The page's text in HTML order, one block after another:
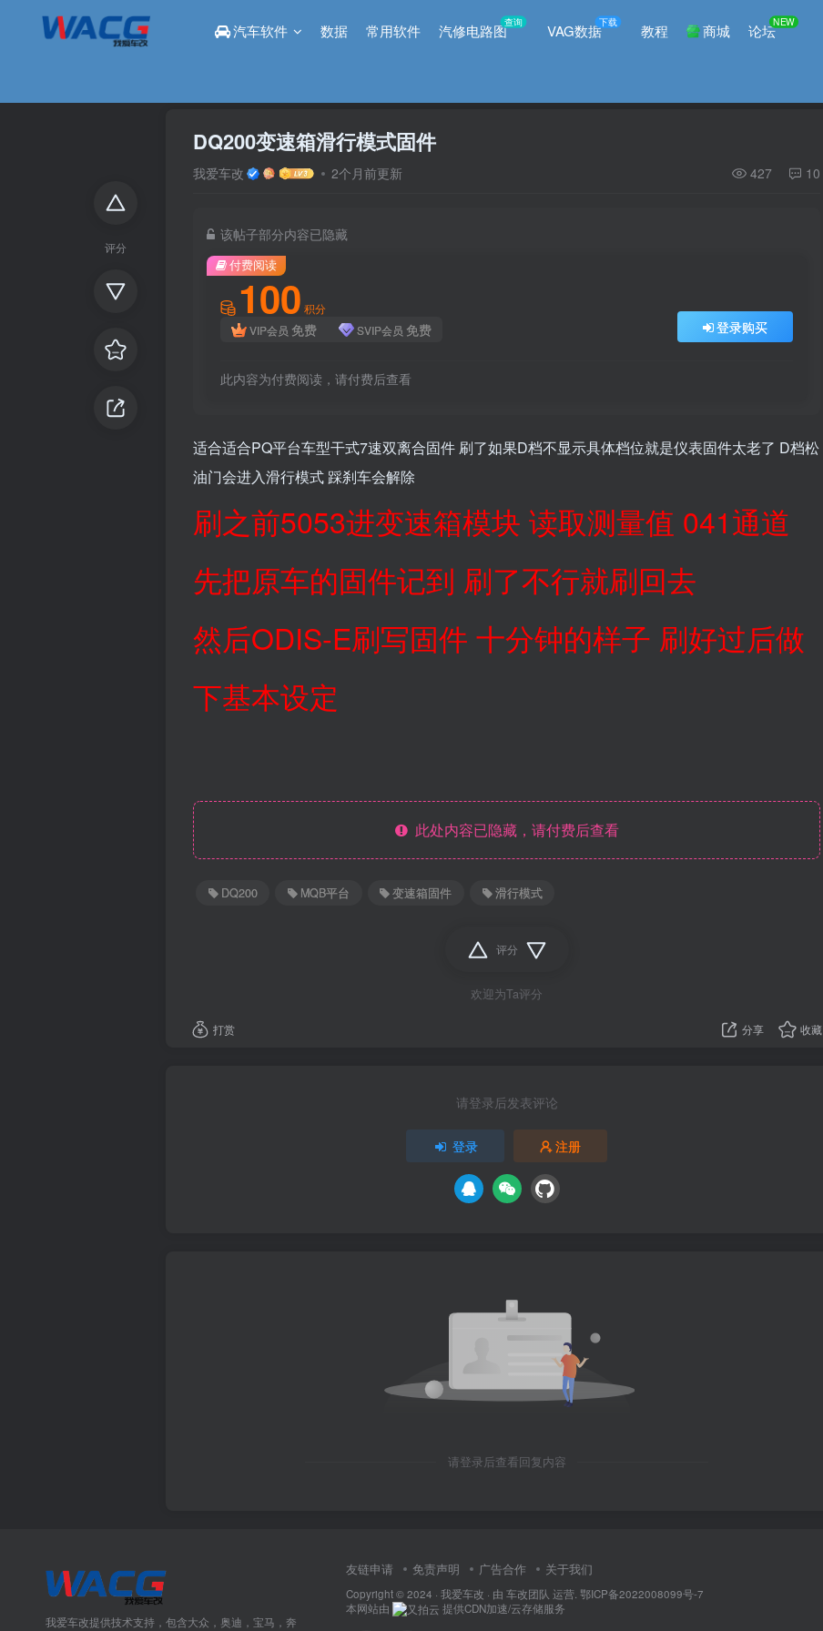
汽车软件 数据 常用软件 汽修电路图查询 VAG数据下载 教程 商城 论坛NEW
评分
DQ200变速箱滑行模式固件
我爱车改 2个月前更新 427 10
该帖子部分内容已隐藏
付费阅读
100 积分
VIP会员 免费 SVIP会员 免费 登录购买
此内容为付费阅读，请付费后查看
适合适合PQ平台车型干式7速双离合固件 刷了如果D档不显示具体档位就是仪表固件太老了 D档松
油门会进入滑行模式 踩刹车会解除
刷之前5053进变速箱模块 读取测量值 041通道
先把原车的固件记到 刷了不行就刷回去
然后ODIS-E刷写固件 十分钟的样子 刷好过后做
下基本设定
此处内容已隐藏，请付费后查看
DQ200 MQB平台 变速箱固件 滑行模式
评分
欢迎为Ta评分
打赏 分享 收藏
请登录后发表评论
登录 注册
请登录后查看回复内容
我爱车改提供技术支持，包含大众，奥迪，宝马，奔
友链申请 免责声明 广告合作 关于我们
Copyright © 2024 · 我爱车改 · 由 车改团队 运营. 鄂ICP备2022008099号-7
本网站由
提供CDN加速/云存储服务